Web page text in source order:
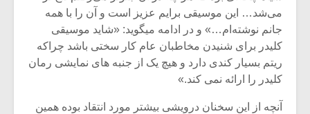
می‌شد… این موسیقی برایم عزیز است و آن را با همه
جانم نوشته‌ام…» و در ادامه میگوید: «شاید موسیقی
کلیدر برای شنیدن مخاطبان عام کار سختی باشد چراکه
ریتم بسیار کندی دارد و هیچ یک از جنبه های نمایشی رمان
کلیدر را ارائه نمی کند.»
آنچه از این سخنان درویشی بیشتر مورد انتقاد بوده همین